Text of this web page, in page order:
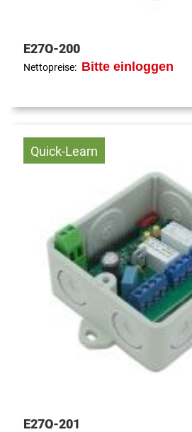
E27Q-200
Nettopreise: Bitte einloggen
Quick-Learn
E27Q-201